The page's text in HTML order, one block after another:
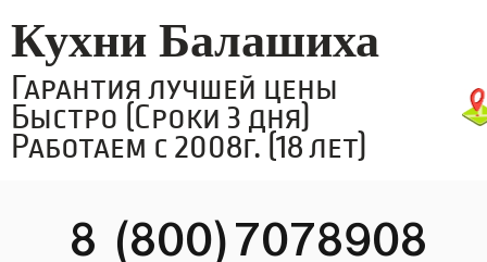
Кухни Балашиха
Гарантия лучшей цены
Быстро (Сроки 3 дня)
Работаем с 2008г. (18 лет)
8 (800)7078908